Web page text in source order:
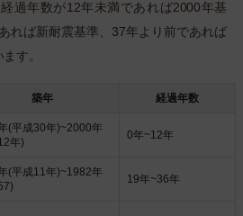
過年数が12年未満であれば2000年基
れば新耐震基準、37年より前であれば
す。
築年 経過年数
(平成30年)~2000年
年)
0年~12年
(平成11年)~1982年
19年~36年